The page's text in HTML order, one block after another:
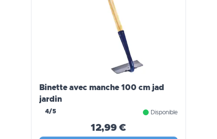
Binette avec manche 100 cm jad
jardin
4/5 Disponible
12,99 €